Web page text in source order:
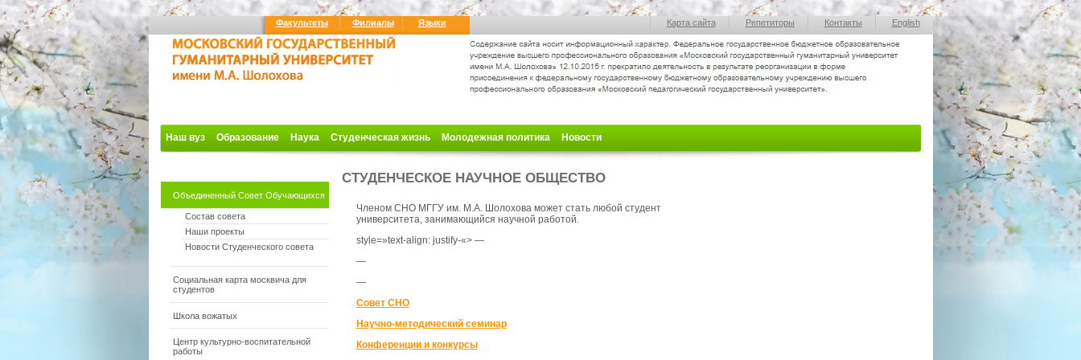
Факультеты Филиалы Языки Карта сайта Репетиторы Контакты English
Наш вуз Образование Наука Студенческая жизнь Молодежная политика Новости
Объединенный Совет Обучающихся
Состав совета
Наши проекты
Новости Студенческого совета
Социальная карта москвича для
студентов
Школа вожатых
Центр культурно-воспитательной
работы
СТУДЕНЧЕСКОЕ НАУЧНОЕ ОБЩЕСТВО
Членом СНО МГГУ им. М.А. Шолохова может стать любой студент
университета, занимающийся научной работой.
style=»text-align: justify-«> —
—
—
Совет СНО
Научно-методический семинар
Конференции и конкурсы